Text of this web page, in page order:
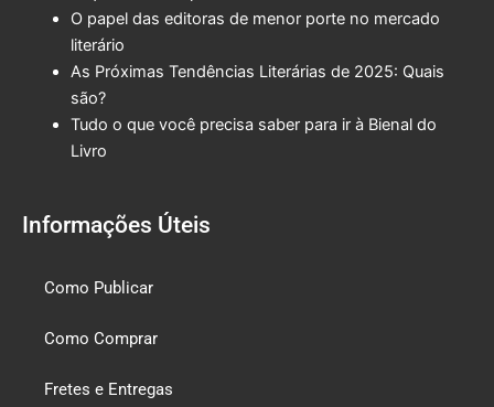
O papel das editoras de menor porte no mercado
literário
As Próximas Tendências Literárias de 2025: Quais
são?
Tudo o que você precisa saber para ir à Bienal do
Livro
Informações Úteis
Como Publicar
Como Comprar
Fretes e Entregas